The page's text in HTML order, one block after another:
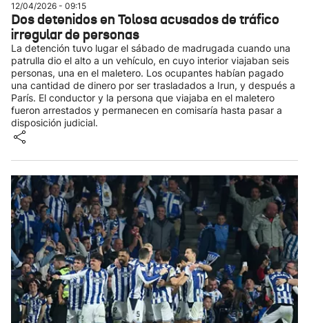
12/04/2026 - 09:15
Dos detenidos en Tolosa acusados de tráfico
irregular de personas
La detención tuvo lugar el sábado de madrugada cuando una
patrulla dio el alto a un vehículo, en cuyo interior viajaban seis
personas, una en el maletero. Los ocupantes habían pagado
una cantidad de dinero por ser trasladados a Irun, y después a
París. El conductor y la persona que viajaba en el maletero
fueron arrestados y permanecen en comisaría hasta pasar a
disposición judicial.